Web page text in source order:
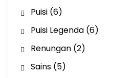
Puisi(6)
Puisi Legenda(6)
Renungan(2)
Sains(5)